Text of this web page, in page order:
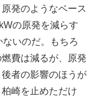
発のようなベース
の原発を減らす
いのだ。もちろ
費は減るが、原発
者の影響のほうが
崎を止めただけ